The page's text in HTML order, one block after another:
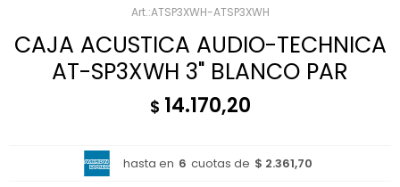
ATSP3XWH-ATSP3XWH
CAJA ACUSTICA AUDIO-TECHNICA
AT-SP3XWH 3" BLANCO PAR
$ 14.170,20
hasta en 6 cuotas de $ 2.361,70